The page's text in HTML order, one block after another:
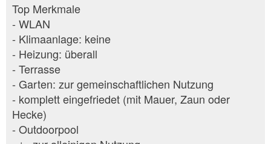
Top Merkmale
- WLAN
- Klimaanlage: keine
- Heizung: überall
- Terrasse
- Garten: zur gemeinschaftlichen Nutzung
- komplett eingefriedet (mit Mauer, Zaun oder
Hecke)
- Outdoorpool